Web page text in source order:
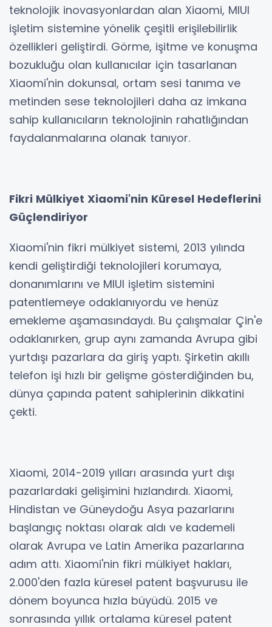
teknolojik inovasyonlardan alan Xiaomi, MIUI
işletim sistemine yönelik çeşitli erişilebilirlik
özellikleri geliştirdi. Görme, işitme ve konuşma
bozukluğu olan kullanıcılar için tasarlanan
Xiaomi'nin dokunsal, ortam sesi tanıma ve
metinden sese teknolojileri daha az imkana
sahip kullanıcıların teknolojinin rahatlığından
faydalanmalarına olanak tanıyor.
Fikri Mülkiyet Xiaomi'nin Küresel Hedeflerini
Güçlendiriyor
Xiaomi'nin fikri mülkiyet sistemi, 2013 yılında
kendi geliştirdiği teknolojileri korumaya,
donanımlarını ve MIUI işletim sistemini
patentlemeye odaklanıyordu ve henüz
emekleme aşamasındaydı. Bu çalışmalar Çin'e
odaklanırken, grup aynı zamanda Avrupa gibi
yurtdışı pazarlara da giriş yaptı. Şirketin akıllı
telefon işi hızlı bir gelişme gösterdiğinden bu,
dünya çapında patent sahiplerinin dikkatini
çekti.
Xiaomi, 2014-2019 yılları arasında yurt dışı
pazarlardaki gelişimini hızlandırdı. Xiaomi,
Hindistan ve Güneydoğu Asya pazarlarını
başlangıç noktası olarak aldı ve kademeli
olarak Avrupa ve Latin Amerika pazarlarına
adım attı. Xiaomi'nin fikri mülkiyet hakları,
2.000'den fazla küresel patent başvurusu ile
dönem boyunca hızla büyüdü. 2015 ve
sonrasında yıllık ortalama küresel patent